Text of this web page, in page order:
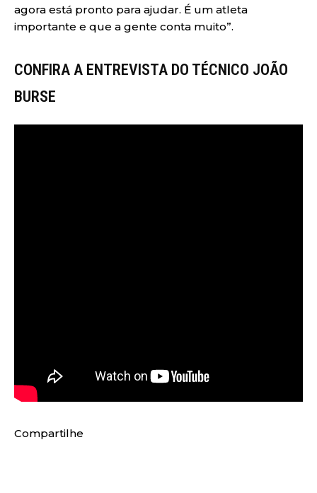
agora está pronto para ajudar. É um atleta
importante e que a gente conta muito”.
CONFIRA A ENTREVISTA DO TÉCNICO JOÃO
BURSE
Compartilhe